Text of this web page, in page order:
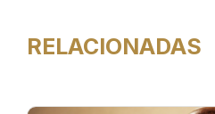
RELACIONADAS